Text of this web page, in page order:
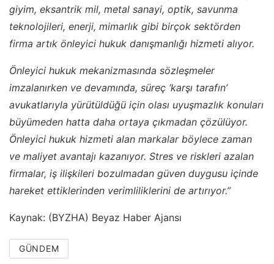
giyim, eksantrik mil, metal sanayi, optik, savunma
teknolojileri, enerji, mimarlık gibi birçok sektörden
firma artık önleyici hukuk danışmanlığı hizmeti alıyor.
Önleyici hukuk mekanizmasında sözleşmeler
imzalanırken ve devamında, süreç ‘karşı tarafın’
avukatlarıyla yürütüldüğü için olası uyuşmazlık konuları
büyümeden hatta daha ortaya çıkmadan çözülüyor.
Önleyici hukuk hizmeti alan markalar böylece zaman
ve maliyet avantajı kazanıyor. Stres ve riskleri azalan
firmalar, iş ilişkileri bozulmadan güven duygusu içinde
hareket ettiklerinden verimliliklerini de artırıyor.”
Kaynak: (BYZHA) Beyaz Haber Ajansı
GÜNDEM